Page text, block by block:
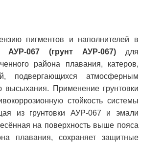
пигментов и наполнителей в
АУР-067 (грунт АУР-067) для
района плавания, катеров,
подвергающихся атмосферным
высыхания. Применение грунтовки
стойкость системы
из грунтовки АУР-067 и эмали
на поверхность выше пояса
плавания, сохраняет защитные